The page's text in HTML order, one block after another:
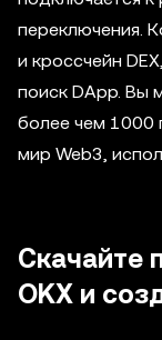
переключения.
и кроссчейн
поиск DApp. Вы
более чем 1000
мир Web3,
Скачайте
OKX и